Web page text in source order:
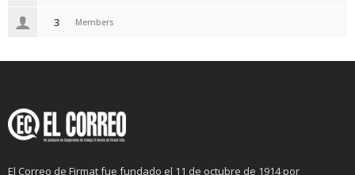
3 Members
El Correo de Firmat fue fundado el 11 de octubre de 1914 por